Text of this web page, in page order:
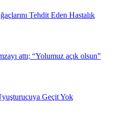
Tehdit Eden Hastalık
attı; “Yolumuz açık olsun”
Geçit Yok